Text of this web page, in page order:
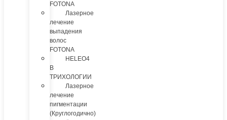
FOTONA
Лазерное
лечение
выпадения
волос
FOTONA
HELEO4
В
ТРИХОЛОГИИ
Лазерное
лечение
пигментации
(Круглогодично)